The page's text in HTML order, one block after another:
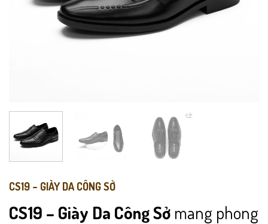
CS19 – GIÀY DA CÔNG SỞ
CS19 – Giày Da Công Sở mang phong